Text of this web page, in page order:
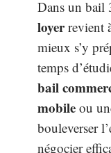
Dans un bail
loyerrevient
mieux s’y
temps
bail
mobile ou
bouleverser
négocier